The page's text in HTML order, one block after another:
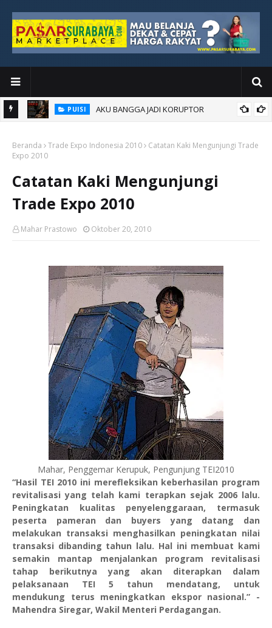
PUISI AKU BANGGA JADI KORUPTOR
Beranda Trade Expo Indonesia 2010
Catatan Kaki Mengunjungi Trade
Expo 2010
Catatan Kaki Mengunjungi
Trade Expo 2010
Mahar Prastowo Oktober 20, 2010
Mahar, Penggemar Kerupuk, Pengunjung TEI2010
“Hasil TEI 2010 ini merefleksikan keberhasilan program
revitalisasi yang telah kami terapkan sejak 2006 lalu.
Peningkatan kualitas penyelenggaraan, termasuk
peserta pameran dan buyers yang datang dan
melakukan transaksi menghasilkan peningkatan nilai
transaksi dibanding tahun lalu. Hal ini membuat kami
semakin mantap menjalankan program revitalisasi
tahap berikutnya yang akan diterapkan dalam
pelaksanaan TEI 5 tahun mendatang, untuk
mendukung terus meningkatkan ekspor nasional.” -
Mahendra Siregar, Wakil Menteri Perdagangan.